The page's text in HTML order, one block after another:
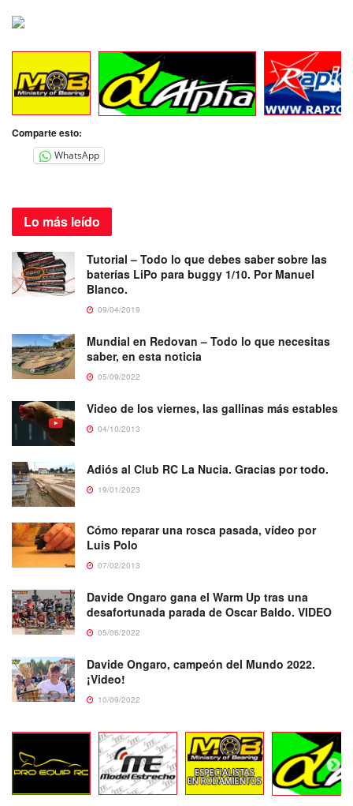
Comparte esto:
WhatsApp
Lo más leído
Tutorial – Todo lo que debes saber sobre las
baterías LiPo para buggy 1/10. Por Manuel
Blanco.
09/04/2019
Mundial en Redovan – Todo lo que necesitas
saber, en esta noticia
05/09/2022
Video de los viernes, las gallinas más estables
04/10/2013
Adiós al Club RC La Nucia. Gracias por todo.
19/01/2023
Cómo reparar una rosca pasada, vídeo por
Luis Polo
07/02/2013
Davide Ongaro gana el Warm Up tras una
desafortunada parada de Oscar Baldo. VIDEO
05/06/2022
Davide Ongaro, campeón del Mundo 2022.
¡Video!
10/09/2022